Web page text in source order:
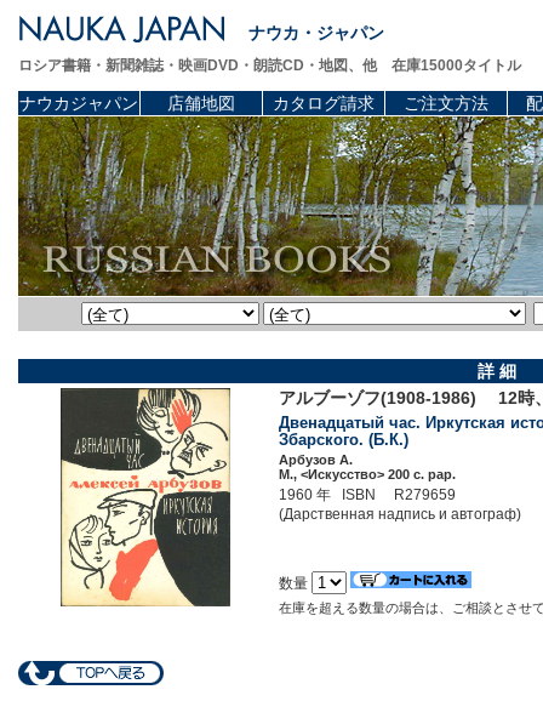
ナウカ・ジャパン
ロシア書籍・新聞雑誌・映画DVD・朗読CD・地図、他 在庫15000タイトル
ナウカジャパン 店舗地図 カタログ請求 ご注文方法
詳 細
アルブーゾフ(1908-1986) 12時
Двенадцатый час. Иркутская
Збарского. (Б.К.)
Арбузов А.
М., <Искусство> 200 c. pap.
1960 年 ISBN R279659
(Дарственная надпись и автограф)
数量
在庫を超える数量の場合は、ご相談とさせ